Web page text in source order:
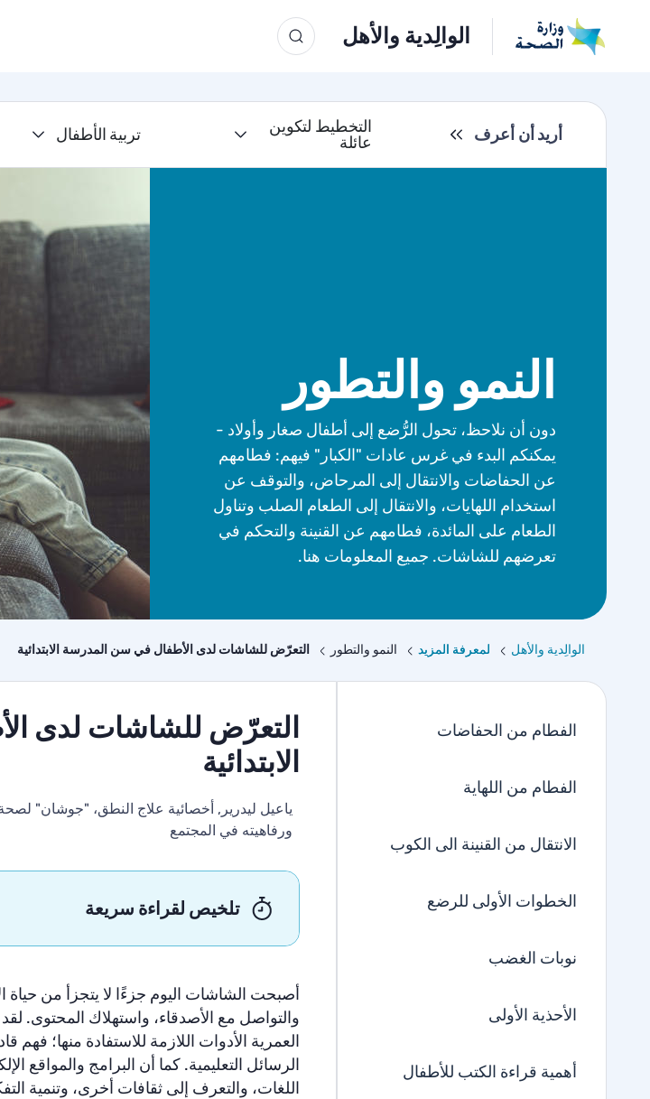
الوالِدية والأهل
أريد أن أعرف
التخطيط لتكوين
عائلة
تربية الأطفال
النمو والتطور
دون أن نلاحظ، تحول الرُّضع إلى أطفال صغار وأولاد -
يمكنكم البدء في غرس عادات "الكبار" فيهم: فطامهم
عن الحفاضات والانتقال إلى المرحاض، والتوقف عن
استخدام اللهايات، والانتقال إلى الطعام الصلب وتناول
الطعام على المائدة، فطامهم عن القنينة والتحكم في
تعرضهم للشاشات. جميع المعلومات هنا.
الوالِدية والأهل لمعرفة المزيد النمو والتطور التعرّض للشاشات لدى الأطفال في سن المدرسة الابتدائية
الفطام من الحفاضات
الفطام من اللهاية
الانتقال من القنينة الى الكوب
الخطوات الأولى للرضع
نوبات الغضب
الأحذية الأولى
أهمية قراءة الكتب للأطفال
التعرّض للشاشات لدى
الابتدائية
ياعيل ليدرير, أخصائية علاج النطق، "جوشان"
ورفاهيته في المجتمع
تلخيص لقراءة سريعة
أصبحت الشاشات اليوم جزءًا لا يتجزأ من حياة
والتواصل مع الأصدقاء، واستهلاك المحتوى.
العمرية الأدوات اللازمة للاستفادة منها؛
الرسائل التعليمية. كما أن البرامج والمواقع
اللغات، والتعرف إلى ثقافات أخرى، وتنمية